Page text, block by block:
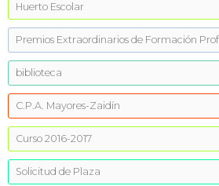
Huerto Escolar
Premios Extraordinarios de Formación
biblioteca
C.P.A. Mayores-Zaidín
Curso 2016-2017
Solicitud de Plaza